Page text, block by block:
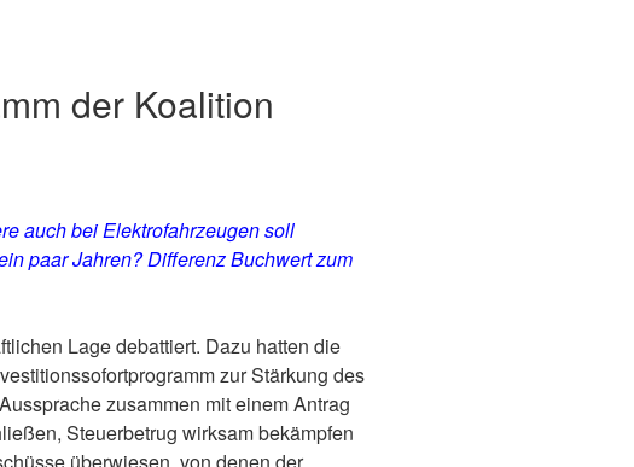
der Koalition
auch bei Elektrofahrzeugen soll
paar Jahren? Differenz Buchwert zum
Lage debattiert. Dazu hatten die
zur Stärkung des
zusammen mit einem Antrag
Steuerbetrug wirksam bekämpfen
überwiesen, von denen der